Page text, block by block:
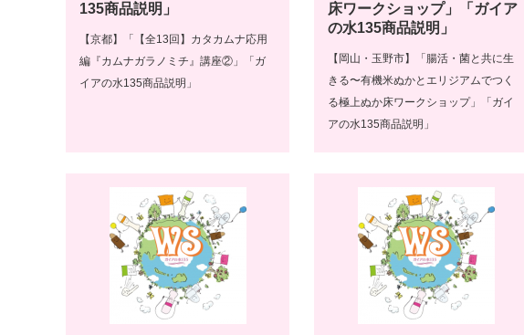
135商品説明」
【京都】「【全13回】カタカムナ応用
編『カムナガラノミチ』講座②」「ガ
イアの水135商品説明」
床ワークショップ」「ガイア
の水135商品説明」
【岡山・玉野市】「腸活・菌と共に生
きる〜有機米ぬかとエリジアムでつく
る極上ぬか床ワークショップ」「ガイ
アの水135商品説明」